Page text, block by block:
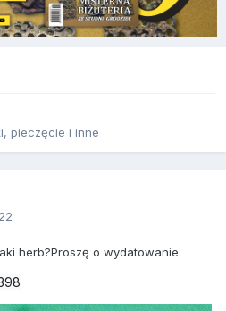
pieczęcie i inne
herb?Proszę o wydatowanie.